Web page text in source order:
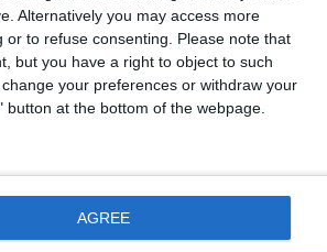
Alternatively you may access more
to refuse consenting.
Please note that
but you have a right to object to such
your preferences or withdraw your
at the bottom of the webpage.
AGREE
- 1